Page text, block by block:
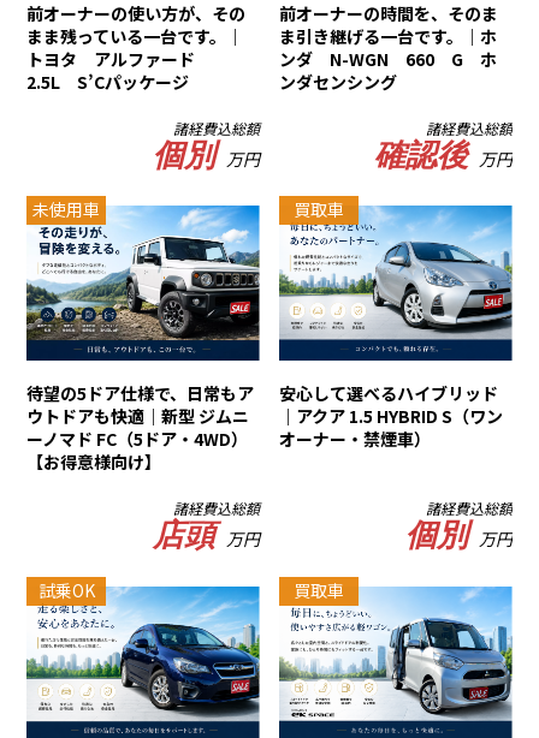
前オーナーの使い方が、その
まま残っている一台です。｜
トヨタ アルファード
2.5L S’Cパッケージ
諸経費込総額
個別 万円
前オーナーの時間を、そのま
ま引き継げる一台です。｜ホ
ンダ N-WGN 660 G ホ
ンダセンシング
諸経費込総額
確認後 万円
未使用車
待望の5ドア仕様で、日常もア
ウトドアも快適｜新型 ジムニ
ーノマド FC（5ドア・4WD）
【お得意様向け】
諸経費込総額
店頭 万円
買取車
安心して選べるハイブリッド
｜アクア 1.5 HYBRID S（ワン
オーナー・禁煙車）
諸経費込総額
個別 万円
試乗OK 買取車